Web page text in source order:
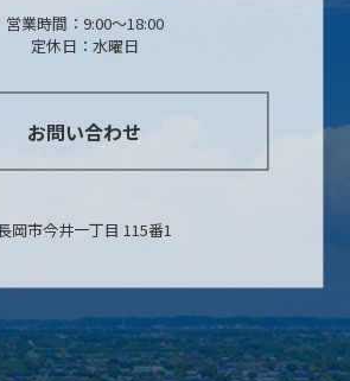
営業時間：9:00～18:00
定休日：水曜日
お問い合わせ
岡市今井一丁目 115番1